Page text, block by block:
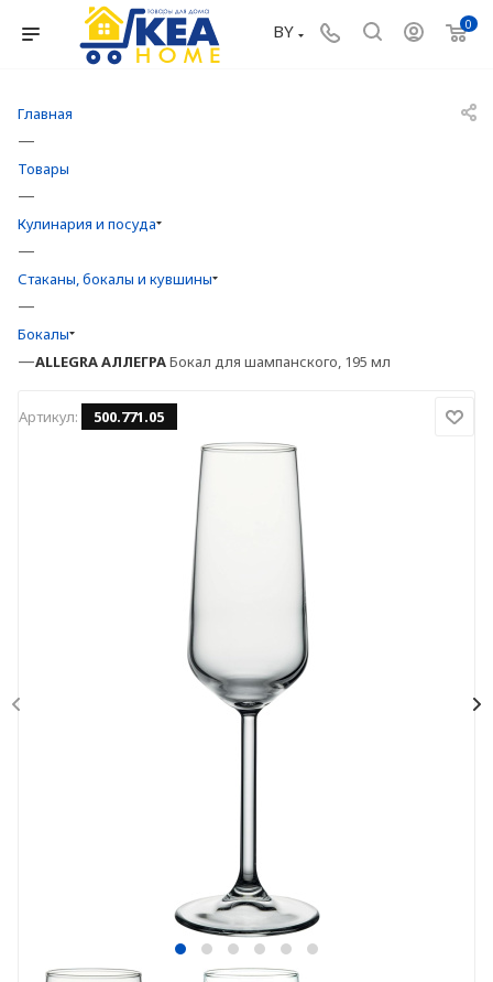
0
BY
Главная
—
Товары
—
Кулинария и посуда
—
Стаканы, бокалы и кувшины
—
Бокалы
—ALLEGRAАЛЛЕГРАБокал для шампанского, 195 мл
Артикул: 500.771.05